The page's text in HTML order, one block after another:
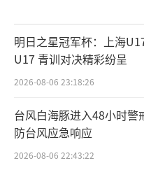
明日之星冠军杯：上海
U17 青训对决精彩纷呈
2026-08-06 23:18:26
台风白海豚进入48小时警
防台风应急响应
2026-08-06 22:43:22